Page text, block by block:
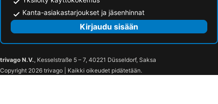
Kanta-asiakastarjoukset ja jäsenhinnat
Kirjaudu sisään
trivago N.V., Kesselstraße 5 – 7, 40221 Düsseldorf, Saksa
Copyright 2026 trivago | Kaikki oikeudet pidätetään.